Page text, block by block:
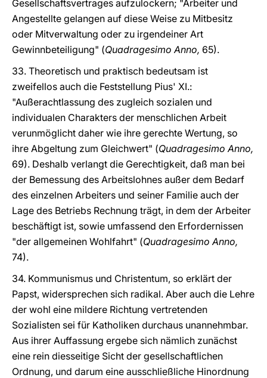
Gesellschaftsvertrages aufzulockern; "Arbeiter und
Angestellte gelangen auf diese Weise zu Mitbesitz
oder Mitverwaltung oder zu irgendeiner Art
Gewinnbeteiligung" (Quadragesimo Anno, 65).
33. Theoretisch und praktisch bedeutsam ist
zweifellos auch die Feststellung Pius' XI.:
"Außerachtlassung des zugleich sozialen und
individualen Charakters der menschlichen Arbeit
verunmöglicht daher wie ihre gerechte Wertung, so
ihre Abgeltung zum Gleichwert" (Quadragesimo Anno,
69). Deshalb verlangt die Gerechtigkeit, daß man bei
der Bemessung des Arbeitslohnes außer dem Bedarf
des einzelnen Arbeiters und seiner Familie auch der
Lage des Betriebs Rechnung trägt, in dem der Arbeiter
beschäftigt ist, sowie umfassend den Erfordernissen
"der allgemeinen Wohlfahrt" (Quadragesimo Anno,
74).
34. Kommunismus und Christentum, so erklärt der
Papst, widersprechen sich radikal. Aber auch die Lehre
der wohl eine mildere Richtung vertretenden
Sozialisten sei für Katholiken durchaus unannehmbar.
Aus ihrer Auffassung ergebe sich nämlich zunächst
eine rein diesseitige Sicht der gesellschaftlichen
Ordnung, und darum eine ausschließliche Hinordnung